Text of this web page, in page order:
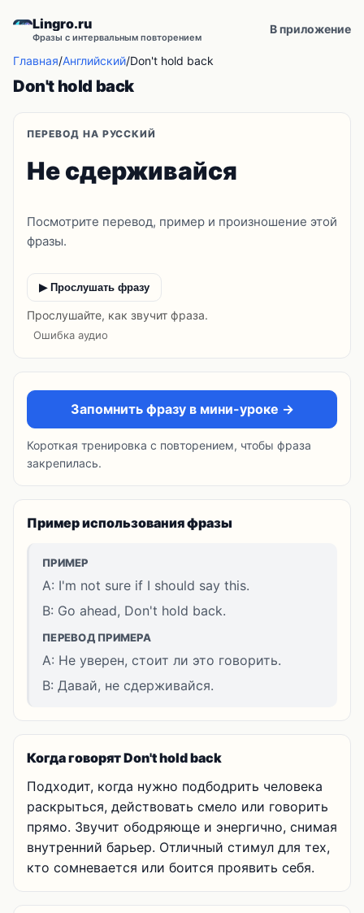
Lingro.ru
Фразы с интервальным повторением
В приложение
Главная/Английский/Don't hold back
Don't hold back
ПЕРЕВОД НА РУССКИЙ
Не сдерживайся
Посмотрите перевод, пример и произношение этой
фразы.
▶ Прослушать фразу
Прослушайте, как звучит фраза.
Ошибка аудио
Запомнить фразу в мини-уроке →
Короткая тренировка с повторением, чтобы фраза
закрепилась.
Пример использования фразы
ПРИМЕР
A: I'm not sure if I should say this.
B: Go ahead, Don't hold back.
ПЕРЕВОД ПРИМЕРА
A: Не уверен, стоит ли это говорить.
B: Давай, не сдерживайся.
Когда говорят Don't hold back
Подходит, когда нужно подбодрить человека
раскрыться, действовать смело или говорить
прямо. Звучит ободряюще и энергично, снимая
внутренний барьер. Отличный стимул для тех,
кто сомневается или боится проявить себя.